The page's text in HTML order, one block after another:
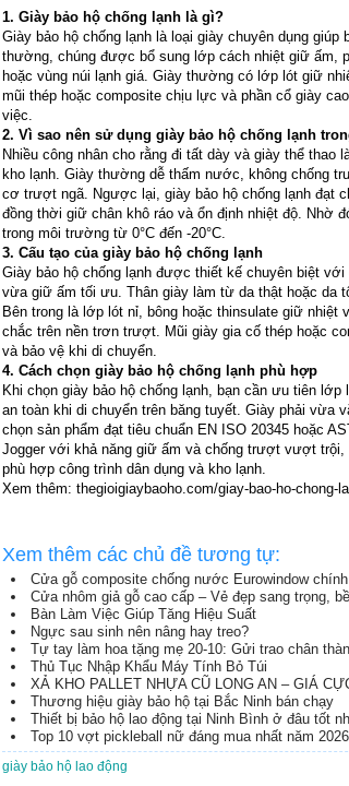
1. Giày bảo hộ chống lạnh là gì?
Giày bảo hộ chống lạnh là loại giày chuyên dụng
thường, chúng được bổ sung lớp cách nhiệt giữ ấm,
hoặc vùng núi lạnh giá. Giày thường có lớp lót giữ
mũi thép hoặc composite chịu lực và phần cổ giày
việc.
2. Vì sao nên sử dụng giày bảo hộ chống lạnh
Nhiều công nhân cho rằng đi tất dày và giày thể
kho lạnh. Giày thường dễ thấm nước, không chống
cơ trượt ngã. Ngược lại, giày bảo hộ chống lạnh đạt
đồng thời giữ chân khô ráo và ổn định nhiệt độ. Nhờ
trong môi trường từ 0°C đến -20°C.
3. Cấu tạo của giày bảo hộ chống lạnh
Giày bảo hộ chống lạnh được thiết kế chuyên biệt
vừa giữ ấm tối ưu. Thân giày làm từ da thật hoặc da
Bên trong là lớp lót nỉ, bông hoặc thinsulate giữ
chắc trên nền trơn trượt. Mũi giày gia cố thép hoặc
và bảo vệ khi di chuyển.
4. Cách chọn giày bảo hộ chống lạnh phù hợp
Khi chọn giày bảo hộ chống lạnh, bạn cần ưu tiên
an toàn khi di chuyển trên băng tuyết. Giày phải vừa
chọn sản phẩm đạt tiêu chuẩn EN ISO 20345 hoặc
Jogger với khả năng giữ ấm và chống trượt vượt
phù hợp công trình dân dụng và kho lạnh.
Xem thêm: thegioigiaybaoho.com/giay-bao-ho-chong-
Xem thêm các chủ đề tương tự:
Cửa gỗ composite chống nước Eurowindow
Cửa nhôm giả gỗ cao cấp – Vẻ đẹp sang trọng,
Bàn Làm Việc Giúp Tăng Hiệu Suất
Ngực sau sinh nên nâng hay treo?
Tự tay làm hoa tặng mẹ 20-10: Gửi trao chân
Thủ Tục Nhập Khẩu Máy Tính Bỏ Túi
XẢ KHO PALLET NHỰA CŨ LONG AN – GIÁ
Thương hiệu giày bảo hộ tại Bắc Ninh bán chạy
Thiết bị bảo hộ lao động tại Ninh Bình ở đâu tốt
Top 10 vợt pickleball nữ đáng mua nhất năm 2026
giày bảo hộ lao động